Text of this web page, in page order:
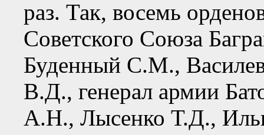
раз. Так, восемь
Советского Союза
Буденный С.М.,
В.Д., генерал армии
А.Н., Лысенко Т.Д.,